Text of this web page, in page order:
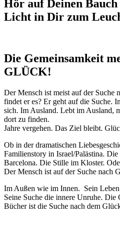
Hör auf Deinen
Licht in Dir zum
Die Gemeinsamkeit
GLÜCK!
Der Mensch ist meist auf der Suche
findet er es? Er geht auf die Suche.
sich. Im Ausland. Lebt im Ausland,
dort zu finden.
Jahre vergehen. Das Ziel bleibt.
Ob in der dramatischen
Familienstory in Israel/Palästina.
Barcelona. Die Stille im Kloster.
Der Mensch ist auf der Suche nach
Im Außen wie im Innen. Sein Leben
Seine Suche die innere Unruhe. Die
Bücher ist die Suche nach dem